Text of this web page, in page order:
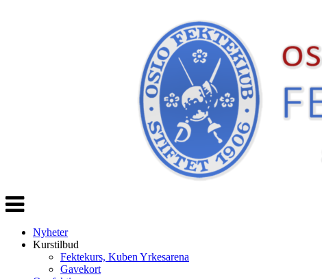
Veksle
navigasjon
Nyheter
Kurstilbud
Fektekurs, Kuben Yrkesarena
Gavekort